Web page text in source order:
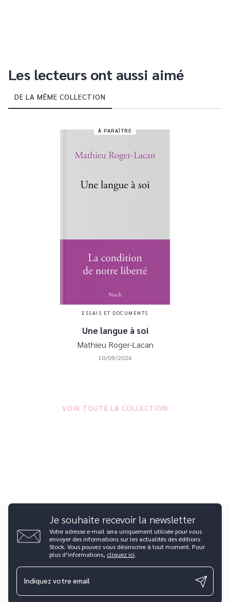
Les lecteurs ont aussi aimé
DE LA MÊME COLLECTION
À PARAÎTRE
ESSAIS ET DOCUMENTS
Une langue à soi
Mathieu Roger-Lacan
10/09/2026
VOIR TOUTE LA COLLECTION
Je souhaite recevoir la newsletter
Votre adresse e-mail sera uniquement utilisée pour vous
envoyer des informations sur les actualités des éditions
Stock. Vous pouvez vous désinscrire à tout moment. Pour
plus d’informations, cliquez ici.
Indiquez votre email